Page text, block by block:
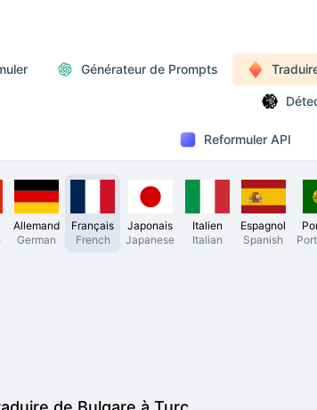
Générateur de Prompts
Reformuler API
Allemand
German
Français
French
Japonais
Japanese
Italien
Italian
Espagnol
Spanish